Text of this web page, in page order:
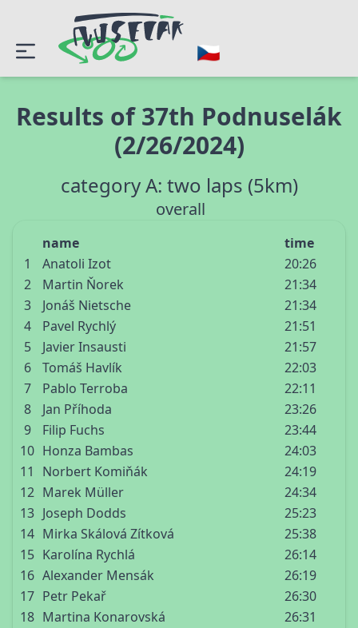
Results of 37th Podnuselák
(2/26/2024)
category A: two laps (5km)
overall
name
time
1
Anatoli Izot
20:26
2
Martin Ňorek
21:34
3
Jonáš Nietsche
21:34
4
Pavel Rychlý
21:51
5
Javier Insausti
21:57
6
Tomáš Havlík
22:03
7
Pablo Terroba
22:11
8
Jan Příhoda
23:26
9
Filip Fuchs
23:44
10 Honza Bambas
24:03
11
Norbert Komiňák
24:19
12 Marek Müller
24:34
13 Joseph Dodds
25:23
14 Mirka Skálová Zítková
25:38
15 Karolína Rychlá
26:14
16 Alexander Mensák
26:19
17 Petr Pekař
26:30
18 Martina Konarovská
26:31